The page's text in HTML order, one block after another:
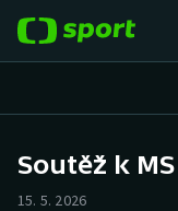
Hokej
Soutěž k
15. 5. 2026